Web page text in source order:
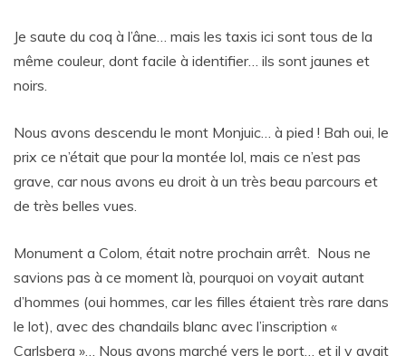
Je saute du coq à l’âne… mais les taxis ici sont tous de la
même couleur, dont facile à identifier… ils sont jaunes et
noirs.
Nous avons descendu le mont Monjuic… à pied ! Bah oui, le
prix ce n’était que pour la montée lol, mais ce n’est pas
grave, car nous avons eu droit à un très beau parcours et
de très belles vues.
Monument a Colom, était notre prochain arrêt. Nous ne
savions pas à ce moment là, pourquoi on voyait autant
d’hommes (oui hommes, car les filles étaient très rare dans
le lot), avec des chandails blanc avec l’inscription «
Carlsberg »… Nous avons marché vers le port… et il y avait